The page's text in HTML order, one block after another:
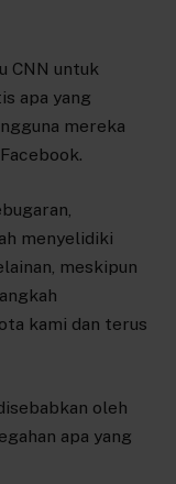
CNN untuk
apa yang
mereka
menyelidiki
meskipun
kami dan terus
oleh
apa yang